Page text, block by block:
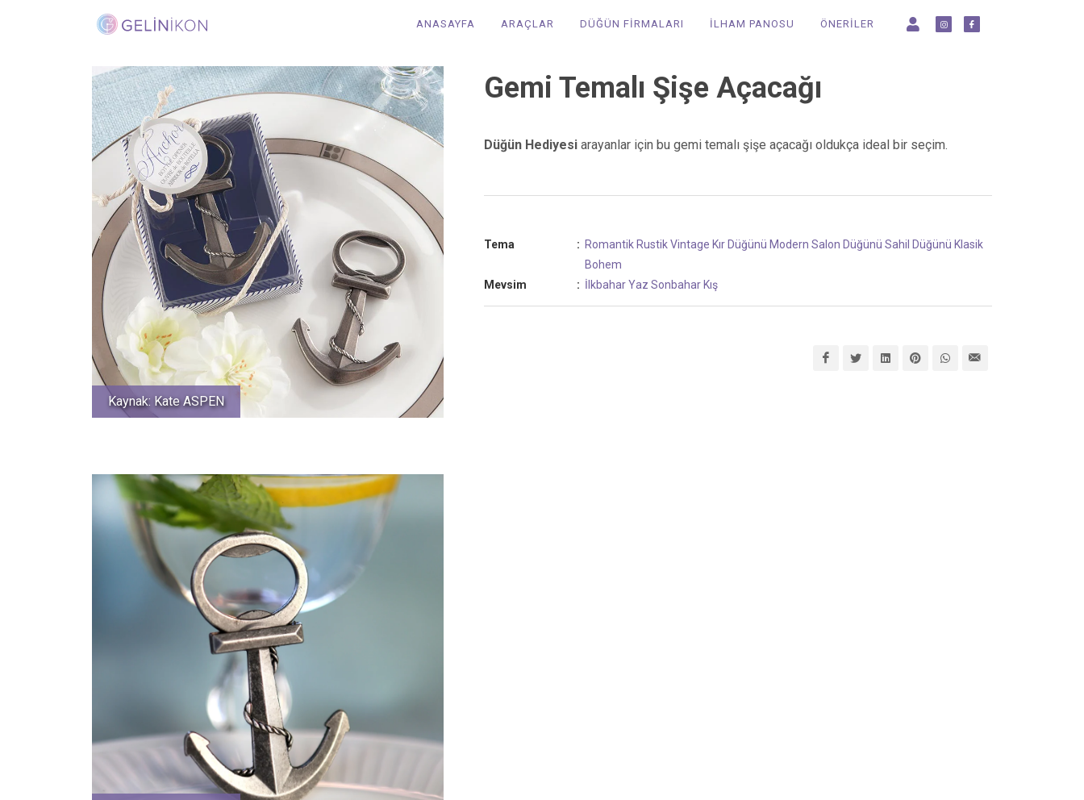
ANASAYFA ARAÇLAR DÜĞÜN FİRMALARI İLHAM PANOSU ÖNERİLER
Kaynak: Kate ASPEN
Gemi Temalı Şişe Açacağı
Düğün Hediyesiarayanlar için bu gemi temalı şişe açacağı oldukça ideal bir seçim.
Tema : Romantik RustikVintage Kır Düğünü Modern Salon Düğünü Sahil Düğünü Klasik
Bohem
Mevsim
: İlkbaharYaz Sonbahar Kış